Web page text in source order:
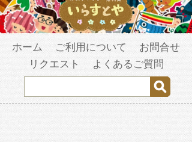
ホーム ご利用について
お問合せ
リクエスト
よくあるご質問